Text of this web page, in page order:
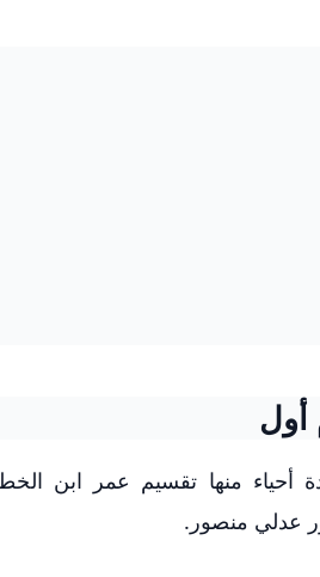
أول
منها تقسيم عمر ابن